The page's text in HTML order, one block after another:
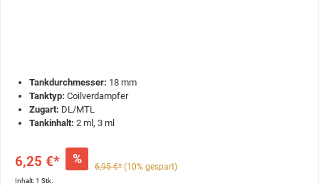
Tankdurchmesser: 18 mm
Tanktyp: Coilverdampfer
Zugart: DL/MTL
Tankinhalt: 2 ml, 3 ml
6,25 €* %
6,95 €* (10% gespart)
Inhalt:1 Stk.